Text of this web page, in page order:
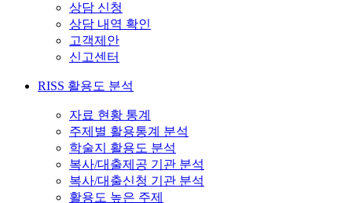
상담 신청
상담 내역 확인
고객제안
신고센터
RISS 활용도 분석
자료 현황 통계
주제별 활용통계 분석
학술지 활용도 분석
복사/대출제공 기관 분석
복사/대출신청 기관 분석
활용도 높은 주제